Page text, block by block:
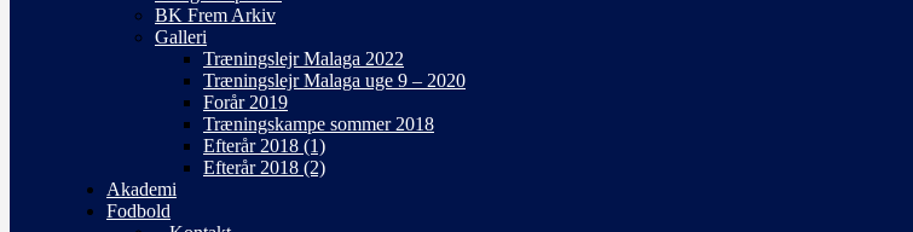
BK Frem Arkiv
Galleri
Træningslejr Malaga 2022
Træningslejr Malaga uge 9 – 2020
Forår 2019
Træningskampe sommer 2018
Efterår 2018 (1)
Efterår 2018 (2)
Akademi
Fodbold